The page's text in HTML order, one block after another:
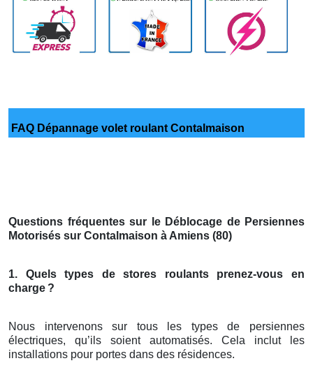
FAQ Dépannage volet roulant Contalmaison
Questions fréquentes sur le Déblocage de Persiennes
Motorisés sur Contalmaison à Amiens (80)
1. Quels types de stores roulants prenez-vous en
charge ?
Nous intervenons sur tous les types de persiennes
électriques, qu’ils soient automatisés. Cela inclut les
installations pour portes dans des résidences.